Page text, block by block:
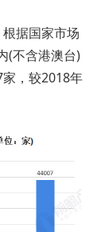
据国家市场
(不含港澳台)
，较2018年